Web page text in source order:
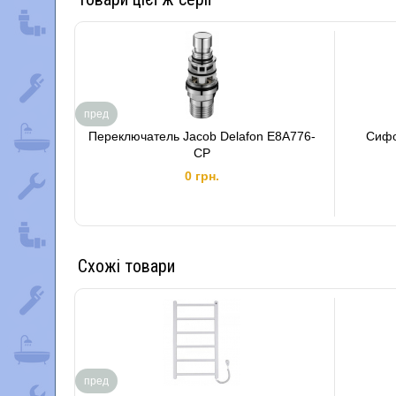
Переключатель Jacob Delafon E8A776-
CP
0 грн.
пред
Схожі товари
пред